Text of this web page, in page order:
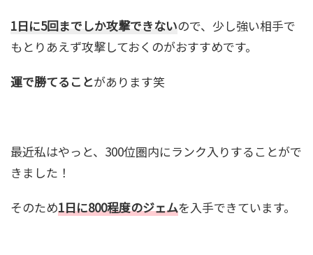
1日に5回までしか攻撃できないので、少し強い相手で
もとりあえず攻撃しておくのがおすすめです。
運で勝てることがあります笑
最近私はやっと、300位圏内にランク入りすることがで
きました！
そのため1日に800程度のジェムを入手できています。